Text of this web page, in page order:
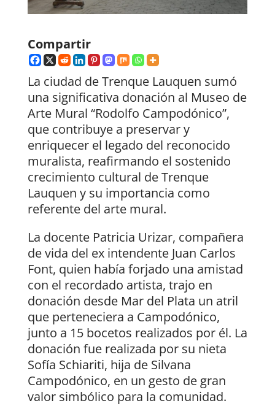
Compartir
La ciudad de Trenque Lauquen sumó
una significativa donación al Museo de
Arte Mural “Rodolfo Campodónico”,
que contribuye a preservar y
enriquecer el legado del reconocido
muralista, reafirmando el sostenido
crecimiento cultural de Trenque
Lauquen y su importancia como
referente del arte mural.
La docente Patricia Urizar, compañera
de vida del ex intendente Juan Carlos
Font, quien había forjado una amistad
con el recordado artista, trajo en
donación desde Mar del Plata un atril
que perteneciera a Campodónico,
junto a 15 bocetos realizados por él. La
donación fue realizada por su nieta
Sofía Schiariti, hija de Silvana
Campodónico, en un gesto de gran
valor simbólico para la comunidad.